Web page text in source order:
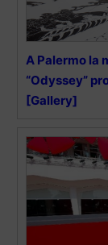
A Palermo la
“Odyssey”
[Gallery]